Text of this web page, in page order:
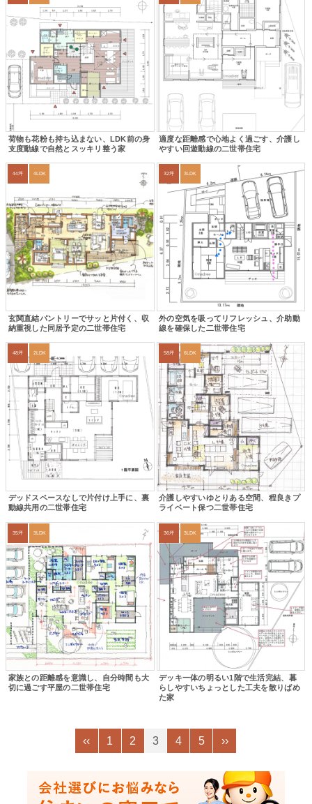
荷物も花粉も持ち込まない、LDK前の身
支度動線で自然とスッキリ整う家
適度な距離感で心地よく過ごす、介護し
やすい回遊動線の二世帯住宅
44坪 4LDK
玄関直結パントリーでサッと片付く、収
納重視した同居予定の二世帯住宅
32坪 3LDK
外の空気を吸ってリフレッシュ、介助動
線を確保した二世帯住宅
48坪 2LDK
デッドスペースなしで片付け上手に、裏
動線共用の二世帯住宅
58坪 6LDK
介護しやすいゆとりある空間、程良きプ
ライベート保つ二世帯住宅
35坪 3LDK
家族との距離感を意識し、自分時間も大
切に過ごす平屋の二世帯住宅
36坪 3LDK
デッキ一体の明るい1階で生活完結、暮
らしやすいちょっとした工夫を散りばめ
た家
‹‹ 1 2 3 4 5 ››